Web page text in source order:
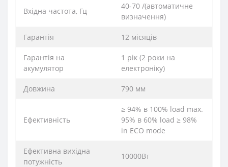
Вхідна частота, Гц
40-70 /(автоматичне
визначення)
Гарантія 12 місяців
Гарантія на
акумулятор
1 рік (2 роки на
електроніку)
Довжина 790 мм
Ефективність
≥ 94% в 100% load max.
95% в 60% load ≥ 98%
in ECO mode
Ефективна вихідна
потужність
10000Вт